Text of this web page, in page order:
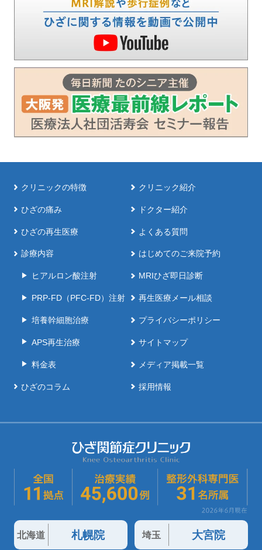
クリニックの特徴
ひざの痛み
ひざの再生医療
診療内容
ヒアルロン酸注射
PRP-FD（PFC-FD）注射
培養幹細胞治療
APS再生治療
料金表
ひざのコラム
クリニック紹介
ドクター紹介
よくある質問
はじめてのご来院予約
MRIひざ即日診断
再生医療メール相談
プライバシーポリシー
サイトマップ
メディア掲載一覧
採用情報
北海道 札幌院 埼玉 大宮院